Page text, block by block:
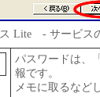
ス Lite - サービス
パスワードは、
報です。
メモに取るなど